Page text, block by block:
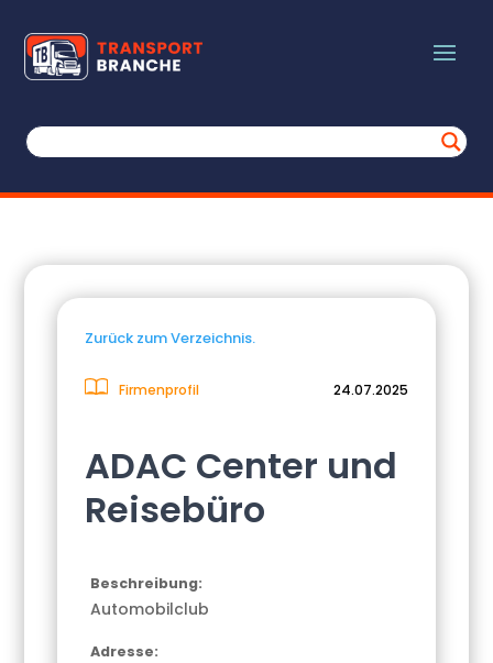
Zurück zum Verzeichnis.
Firmenprofil 24.07.2025
ADAC Center und
Reisebüro
Beschreibung:
Automobilclub
Adresse: